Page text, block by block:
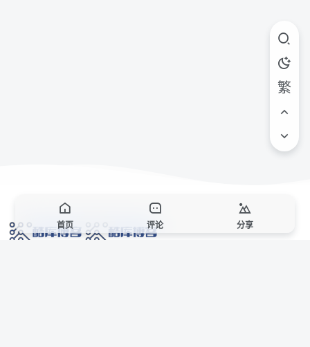
繁
首页 评论 分享